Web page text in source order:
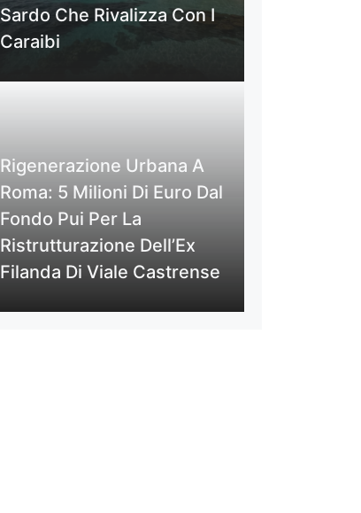
Sardo Che Rivalizza Con I
Caraibi
Rigenerazione Urbana A
Roma: 5 Milioni Di Euro Dal
Fondo Pui Per La
Ristrutturazione Dell’Ex
Filanda Di Viale Castrense